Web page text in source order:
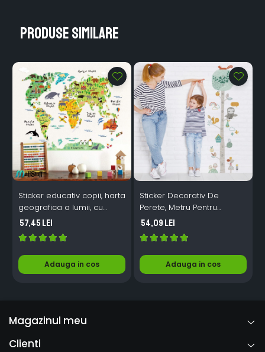
Produse similare
Sticker educativ copii, harta
geografica a lumii, cu
animale
57,45 Lei
Adauga in cos
Sticker Decorativ De
Perete, Metru Pentru
Masurare Inaltime Copii, Cu
Animale Si Pasari Exotice
Din Hawaii, 130 cm
54,09 Lei
Adauga in cos
Magazinul meu
Clienti